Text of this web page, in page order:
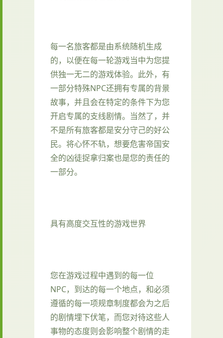
每一名旅客都是由系统随机生成
的，以便在每一轮游戏当中为您提
供独一无二的游戏体验。此外，有
一部分特殊NPC还拥有专属的背景
故事，并且会在特定的条件下为您
开启专属的支线剧情。当然了，并
不是所有旅客都是安分守己的好公
民。将心怀不轨，想要危害帝国安
全的凶徒捉拿归案也是您的责任的
一部分。
具有高度交互性的游戏世界
您在游戏过程中遇到的每一位
NPC，到达的每一个地点，和必须
遵循的每一项规章制度都会为之后
的剧情埋下伏笔，而您对待这些人
事物的态度则会影响整个剧情的走